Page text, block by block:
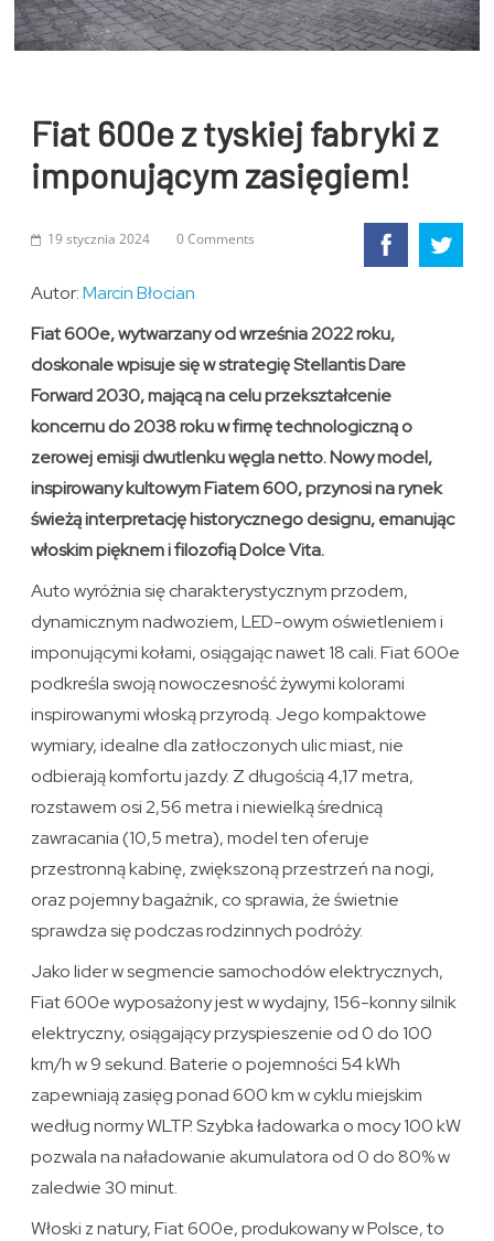
Fiat 600e z tyskiej fabryki z
imponującym zasięgiem!
19 stycznia 2024 0 Comments
Autor:Marcin Błocian
Fiat 600e, wytwarzany od września 2022 roku,
doskonale wpisuje się w strategię Stellantis Dare
Forward 2030, mającą na celu przekształcenie
koncernu do 2038 roku w firmę technologiczną o
zerowej emisji dwutlenku węgla netto. Nowy model,
inspirowany kultowym Fiatem 600, przynosi na rynek
świeżą interpretację historycznego designu, emanując
włoskim pięknem i filozofią Dolce Vita.
Auto wyróżnia się charakterystycznym przodem,
dynamicznym nadwoziem, LED-owym oświetleniem i
imponującymi kołami, osiągając nawet 18 cali. Fiat 600e
podkreśla swoją nowoczesność żywymi kolorami
inspirowanymi włoską przyrodą. Jego kompaktowe
wymiary, idealne dla zatłoczonych ulic miast, nie
odbierają komfortu jazdy. Z długością 4,17 metra,
rozstawem osi 2,56 metra i niewielką średnicą
zawracania (10,5 metra), model ten oferuje
przestronną kabinę, zwiększoną przestrzeń na nogi,
oraz pojemny bagażnik, co sprawia, że świetnie
sprawdza się podczas rodzinnych podróży.
Jako lider w segmencie samochodów elektrycznych,
Fiat 600e wyposażony jest w wydajny, 156-konny silnik
elektryczny, osiągający przyspieszenie od 0 do 100
km/h w 9 sekund. Baterie o pojemności 54 kWh
zapewniają zasięg ponad 600 km w cyklu miejskim
według normy WLTP. Szybka ładowarka o mocy 100 kW
pozwala na naładowanie akumulatora od 0 do 80% w
zaledwie 30 minut.
Włoski z natury, Fiat 600e, produkowany w Polsce, to